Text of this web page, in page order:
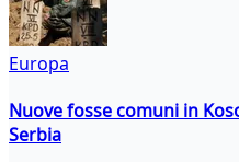
Europa
Nuove fosse comuni in
Serbia